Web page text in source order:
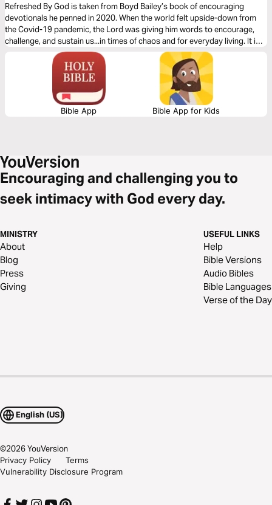
Refreshed By God is taken from Boyd Bailey’s book of encouraging
devotionals he penned in 2020. When the world felt upside-down from
the Covid-19 pandemic, the Lord was giving him words to encourage,
challenge, and sustain us...in times of chaos and for everyday living. It is
our prayer that you are refreshed by His Spirit each day of this 5-day
Bible App Bible App for Kids
Encouraging and challenging you to
seek intimacy with God every day.
MINISTRY
About
Blog
Press
Giving
USEFUL LINKS
Help
Bible Versions
Audio Bibles
Bible Languages
Verse of the Day
English (US)
©2026YouVersion
Privacy Policy
Terms
Vulnerability Disclosure Program